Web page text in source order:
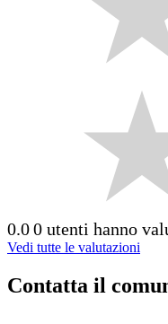
0.00 utenti hanno
Vedi tutte le valutazioni
Contatta il